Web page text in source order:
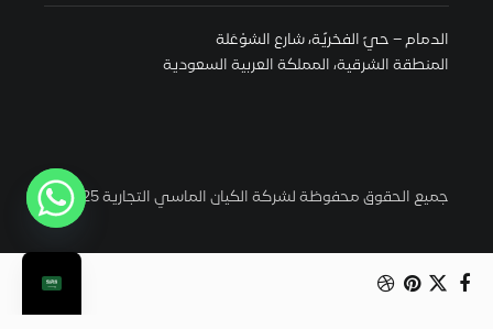
الدمام – حيّ الفخريّة، شارع الشوْعَلة
المنطقة الشرقية، المملكة العربية السعودية
جميع الحقوق محفوظة لشركة الكيان الماسي التجارية 2025 ©